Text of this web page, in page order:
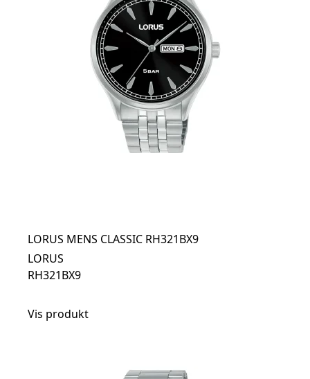
LORUS MENS CLASSIC RH321BX9
LORUS
RH321BX9
Vis produkt